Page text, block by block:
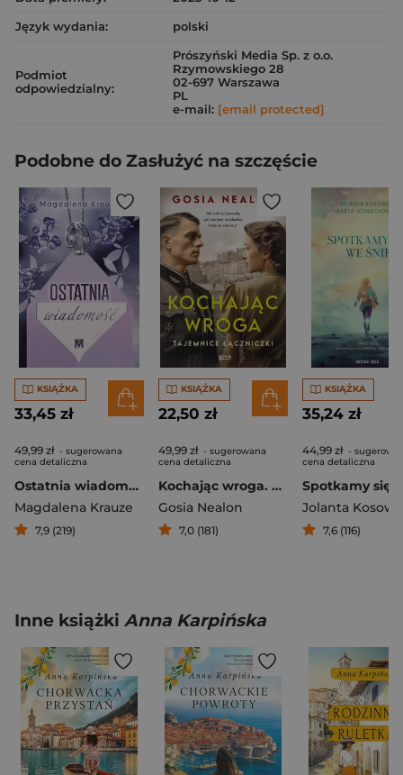
Język wydania:
polski
Podmiot
odpowiedzialny:
Prószyński Media Sp. z o.o.
Rzymowskiego 28
02-697 Warszawa
PL
e-mail: [email protected]
Podobne do Zasłużyć na szczęście
KSIĄŻKA
33,45 zł
49,99 zł - sugerowana
cena detaliczna
Ostatnia wiadomość
Magdalena Krauze
7,9 (219)
KSIĄŻKA
22,50 zł
49,99 zł - sugerowana
cena detaliczna
Kochając wroga. Tajemnice łączniczki
Gosia Nealon
7,0 (181)
KSIĄŻKA
35,24 zł
44,99 zł -
cena detaliczna
Jolanta
7,6 (116)
Inne książki Anna Karpińska